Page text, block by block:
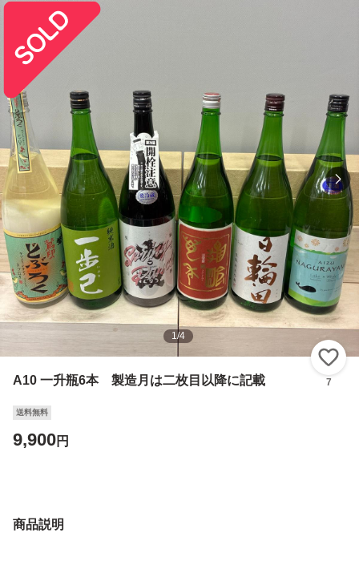
1/4
A10 一升瓶6本 製造月は二枚目以降に記載 7
送料無料
9,900円
商品説明